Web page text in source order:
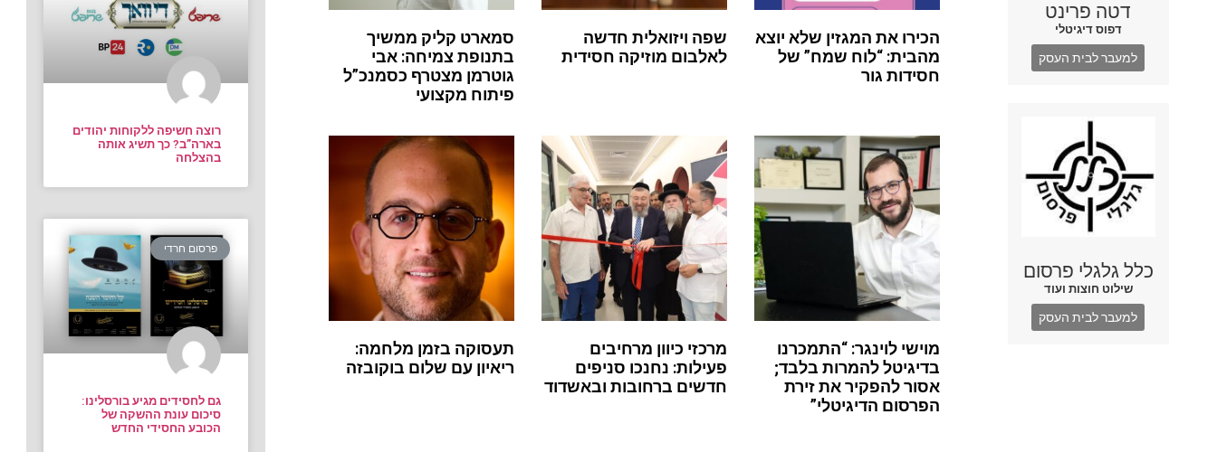
דטה פרינט
דפוס דיגיטלי
למעבר לבית העסק
כלל גלגלי פרסום
שילוט חוצות ועוד
למעבר לבית העסק
הכירו את המגזין שלא יוצא
מהבית: “לוח שמח” של
חסידות גור
שפה ויזואלית חדשה
לאלבום מוזיקה חסידית
סמארט קליק ממשיך
בתנופת צמיחה: אבי
גוטרמן מצטרף כסמנכ”ל
פיתוח מקצועי
מוישי לוינגר: “התמכרנו
בדיגיטל להמרות בלבד;
אסור להפקיר את זירת
הפרסום הדיגיטלי”
מרכזי כיוון מרחיבים
פעילות: נחנכו סניפים
חדשים ברחובות ובאשדוד
תעסוקה בזמן מלחמה:
ריאיון עם שלום בוקובזה
רוצה חשיפה ללקוחות יהודים
בארה”ב? כך תשיג אותה
בהצלחה
פרסום חרדי
גם לחסידים מגיע בורסלינו:
סיכום עונת ההשקה של
הכובע החסידי החדש